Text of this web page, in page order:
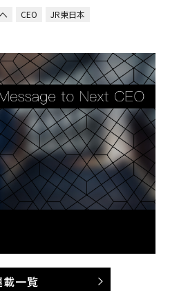
CEO JR東日本
載一覧